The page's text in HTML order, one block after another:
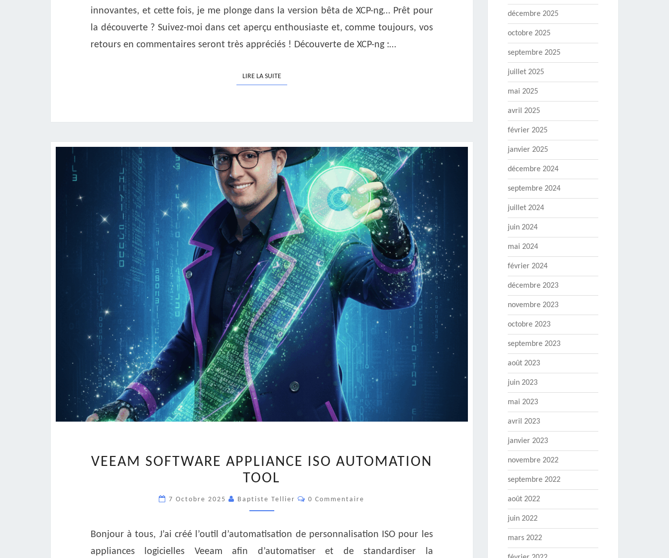
innovantes, et cette fois, je me plonge dans la version bêta de XCP-ng… Prêt pour
la découverte ? Suivez-moi dans cet aperçu enthousiaste et, comme toujours, vos
retours en commentaires seront très appréciés ! Découverte de XCP-ng :…
LIRE LA SUITELIRE LA SUITE
SOFTWARE
APPLIANCE
VEEAM SOFTWARE APPLIANCE ISO AUTOMATION
TOOL
7 Octobre 2025 Baptiste Tellier Commentaires
0 Commentaire
Bonjour à tous, J’ai créé l’outil d’automatisation de personnalisation ISO pour les
appliances logicielles Veeam afin d’automatiser et de standardiser la
décembre 2025
octobre 2025
septembre 2025
juillet 2025
mai 2025
avril 2025
février 2025
janvier 2025
décembre 2024
septembre 2024
juillet 2024
juin 2024
mai 2024
février 2024
décembre 2023
novembre 2023
octobre 2023
septembre 2023
août 2023
juin 2023
mai 2023
avril 2023
janvier 2023
novembre 2022
septembre 2022
août 2022
juin 2022
mars 2022